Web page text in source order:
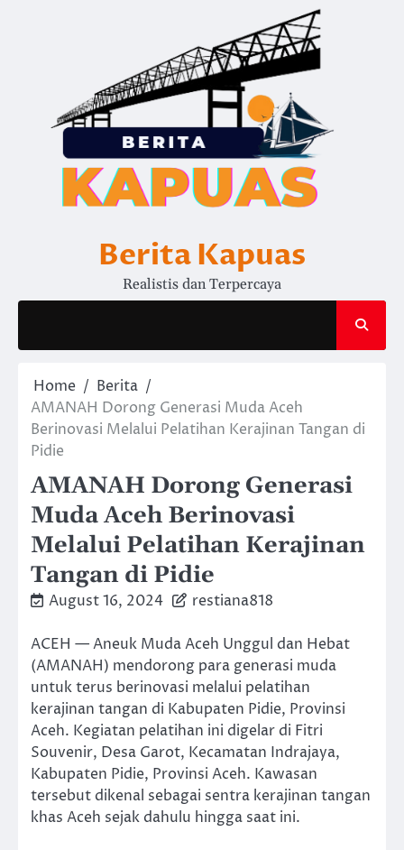
Berita Kapuas
Realistis dan Terpercaya
Home
Berita
AMANAH Dorong Generasi Muda Aceh
Berinovasi Melalui Pelatihan Kerajinan Tangan di
Pidie
AMANAH Dorong Generasi
Muda Aceh Berinovasi
Melalui Pelatihan Kerajinan
Tangan di Pidie
August 16, 2024 restiana818
ACEH — Aneuk Muda Aceh Unggul dan Hebat
(AMANAH) mendorong para generasi muda
untuk terus berinovasi melalui pelatihan
kerajinan tangan di Kabupaten Pidie, Provinsi
Aceh. Kegiatan pelatihan ini digelar di Fitri
Souvenir, Desa Garot, Kecamatan Indrajaya,
Kabupaten Pidie, Provinsi Aceh. Kawasan
tersebut dikenal sebagai sentra kerajinan tangan
khas Aceh sejak dahulu hingga saat ini.